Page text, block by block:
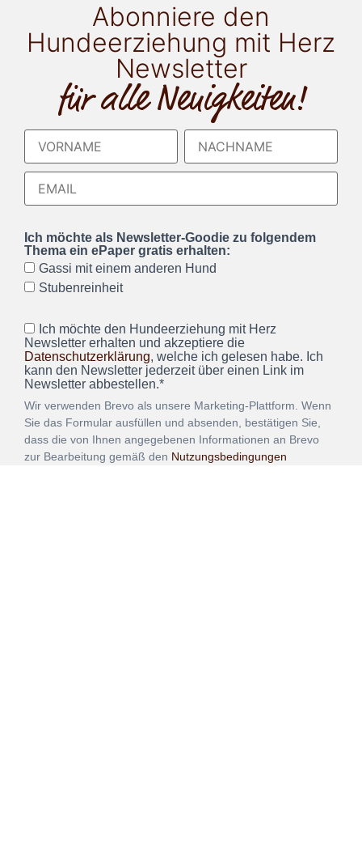
Abonniere den
Hundeerziehung mit Herz
Newsletter
für alle Neuigkeiten!
Ich möchte als Newsletter-Goodie zu folgendem
Thema ein ePaper gratis erhalten:
Gassi mit einem anderen Hund
Stubenreinheit
Ich möchte den Hundeerziehung mit Herz
Newsletter erhalten und akzeptiere die
Datenschutzerklärung, welche ich gelesen habe. Ich
kann den Newsletter jederzeit über einen Link im
Newsletter abbestellen.*
Wir verwenden Brevo als unsere Marketing-Plattform. Wenn
Sie das Formular ausfüllen und absenden, bestätigen Sie,
dass die von Ihnen angegebenen Informationen an Brevo
zur Bearbeitung gemäß den Nutzungsbedingungen